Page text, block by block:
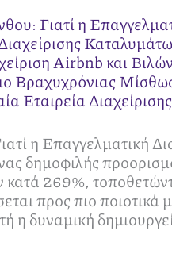
Γιατί η
Airbnb και
Βραχυχρόνιας
η Επαγγελματική
δημοφιλής
κατά 269%,
προς πιο
η δυναμική